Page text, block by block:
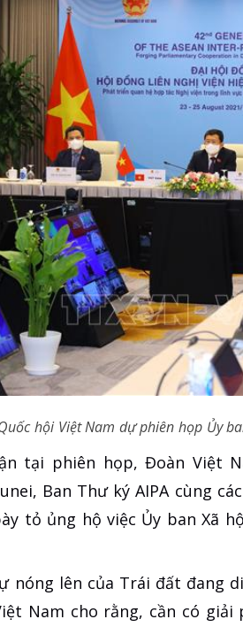
hội Việt Nam dự phiên họp Ủy
tại phiên họp, Đoàn Việt
Ban Thư ký AIPA cùng
tỏ ủng hộ việc Ủy ban Xã
nóng lên của Trái đất đang
Nam cho rằng, cần có